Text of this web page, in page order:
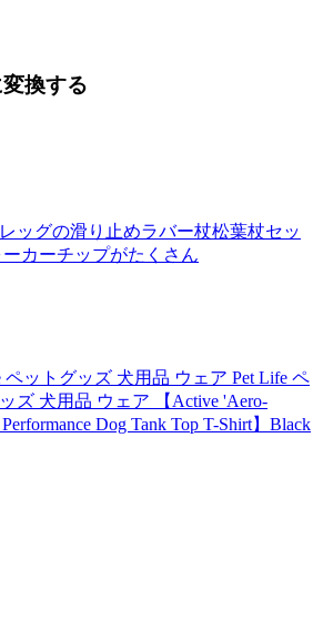
換する
ッグの滑り止めラバー杖松葉杖セッ
ーカーチップがたくさん
ットグッズ 犬用品 ウェア Pet Life ペ
ズ 犬用品 ウェア 【Active 'Aero-
Dog Tank Top T-Shirt】Black